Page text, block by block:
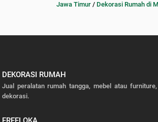
Jawa Timur / Dekorasi Rumah di
DEKORASI RUMAH
Jual peralatan rumah tangga, mebel atau
dekorasi.